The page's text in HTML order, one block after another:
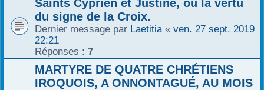
Saints Cyprien et Justine, ou la vertu
du signe de la Croix.
Dernier message par Laetitia « ven. 27 sept. 2019
22:21
Réponses : 7
MARTYRE DE QUATRE CHRÉTIENS
IROQUOIS, A ONNONTAGUÉ, AU MOIS